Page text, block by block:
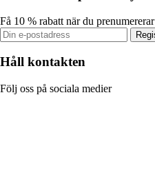
Få 10 % rabatt när du
Håll kontakten
Följ oss på sociala medier